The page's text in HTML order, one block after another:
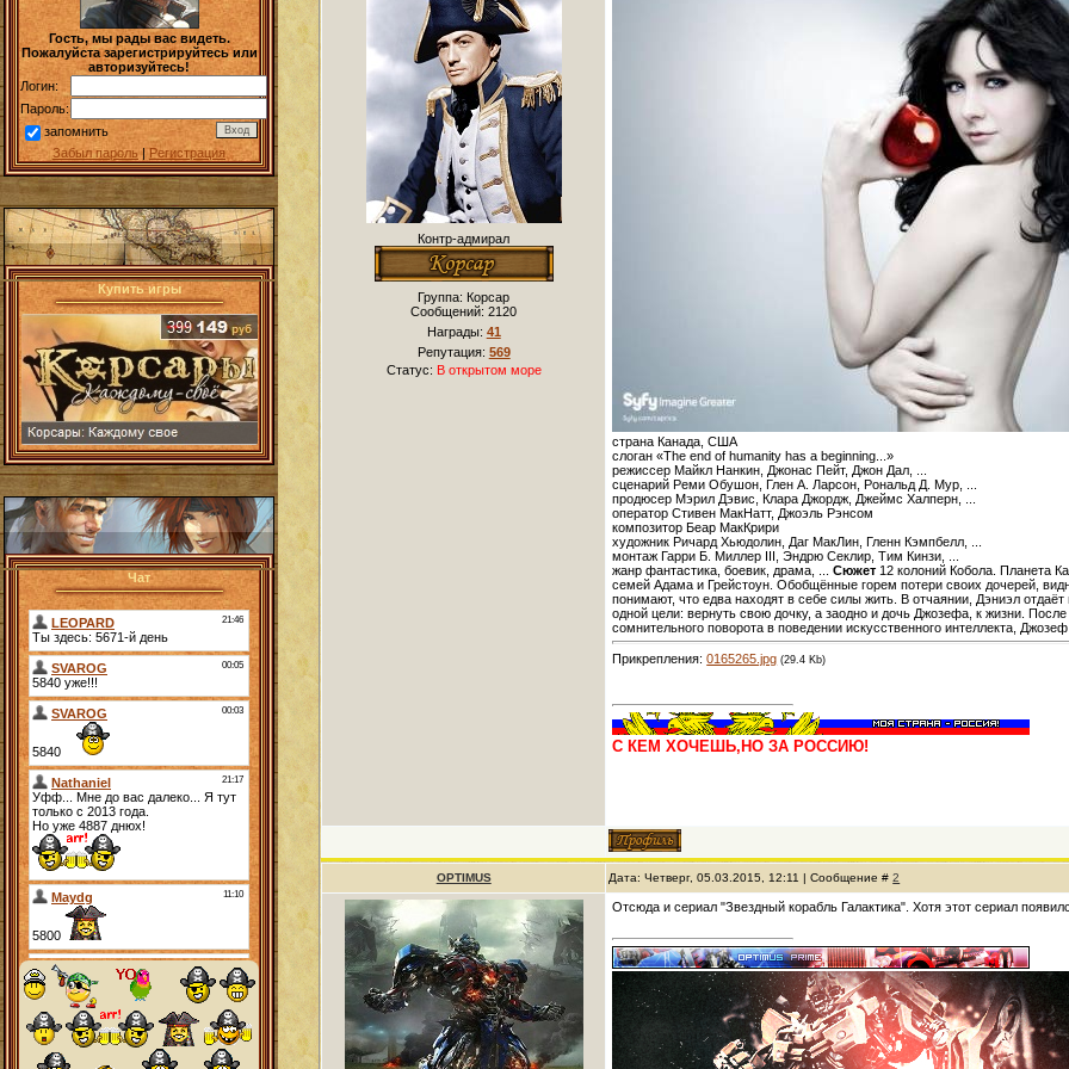
Гость, мы рады вас видеть.
Пожалуйста зарегистрируйтесь или
авторизуйтесь!
Логин:
Пароль:
запомнить
Забыл пароль|Регистрация
Купить игры
Чат
Контр-адмирал
Группа: Корсар
Сообщений:2120
Награды: 41
Репутация: 569
Статус: В открытом море
страна Канада, США
слоган «The end of humanity has a beginning...»
режиссер Майкл Нанкин, Джонас Пейт, Джон Дал, ...
сценарий Реми Обушон, Глен А. Ларсон, Рональд Д. Мур, ...
продюсер Мэрил Дэвис, Клара Джордж, Джеймс Халперн, ...
оператор Стивен МакНатт, Джоэль Рэнсом
композитор Беар МакКрири
художник Ричард Хьюдолин, Даг МакЛин, Гленн Кэмпбелл, ...
монтаж Гарри Б. Миллер III, Эндрю Секлир, Тим Кинзи, ...
жанр фантастика, боевик, драма, ...Сюжет 12 колоний Кобола. Планета
семей Адама и Грейстоун. Обобщённые горем потери своих дочерей,
понимают, что едва находят в себе силы жить. В отчаянии, Дэниэл
одной цели: вернуть свою дочку, а заодно и дочь Джозефа, к жизни.
сомнительного поворота в поведении искусственного интеллекта,
Прикрепления:0165265.jpg (29.4 Kb)
С КЕМ ХОЧЕШЬ,НО ЗА РОССИЮ!
OPTIMUS Дата: Четверг, 05.03.2015, 12:11 | Сообщение #2
Отсюда и сериал "Звездный корабль Галактика". Хотя этот сериал